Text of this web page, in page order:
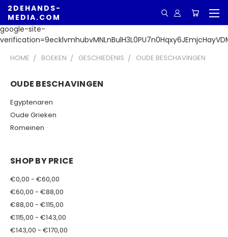
google-site-
2DEHANDS-
MEDIA.COM
HOME BOEKEN GESCHIEDENIS OUDE BESCHAVINGEN
OUDE BESCHAVINGEN
Egyptenaren
Oude Grieken
Romeinen
SHOP BY PRICE
€0,00 - €60,00
€60,00 - €88,00
€88,00 - €115,00
€115,00 - €143,00
€143,00 - €170,00